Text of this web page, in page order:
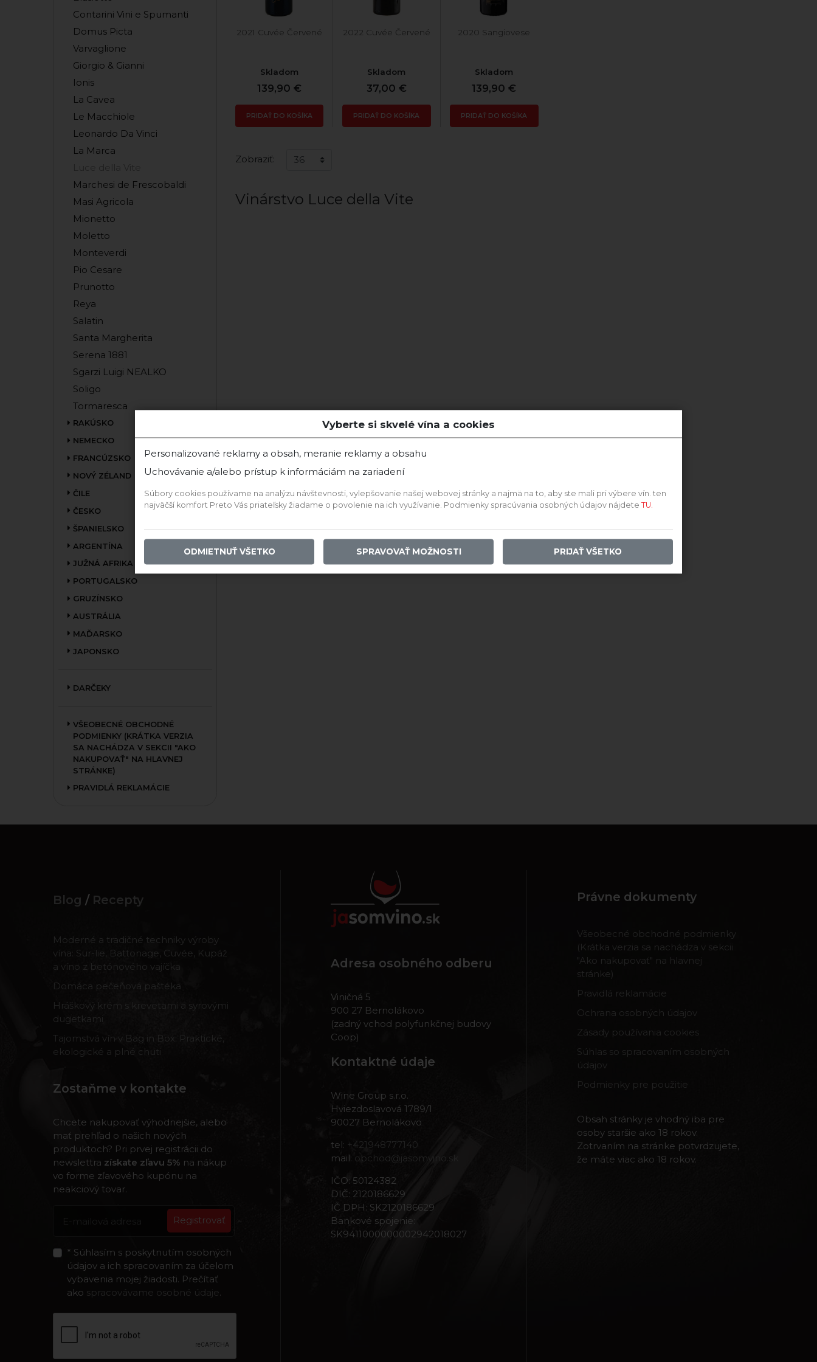
Contarini Vini e Spumanti
Domus Picta
Varvaglione
Giorgio & Gianni
Ionis
La Cavea
Le Macchiole
Leonardo Da Vinci
La Marca
Marchesi de Frescobaldi
Masi Agricola
Mionetto
Moletto
Monteverdi
Pio Cesare
Prunotto
Reya
Salatin
Santa Margherita
Serena 1881
Sgarzi Luigi NEALKO
Soligo
Tormaresca
RAKÚSKO
NEMECKO
FRANCÚZSKO
NOVÝ ZÉLAND
ČILE
ČESKO
ŠPANIELSKO
ARGENTÍNA
JUŽNÁ AFRIKA
PORTUGALSKO
GRUZÍNSKO
AUSTRÁLIA
MAĎARSKO
JAPONSKO
DARČEKY
VŠEOBECNÉ OBCHODNÉ
PODMIENKY (KRÁTKA VERZIA
SA NACHÁDZA V SEKCII "AKO
NAKUPOVAŤ" NA HLAVNEJ
STRÁNKE)
PRAVIDLÁ REKLAMÁCIE
2021 Cuvée Červené
Skladom
139,90 €
PRIDAŤ DO KOŠÍKA
2022 Cuvée Červené
Skladom
37,00 €
PRIDAŤ DO KOŠÍKA
2020 Sangiovese
Skladom
139,90 €
PRIDAŤ DO KOŠÍKA
Zobraziť:
Vinárstvo Luce della Vite
Blog / Recepty
Moderné a tradičné techniky výroby
vína: Sur-lie, Battonage, Cuvée, Kupáž
a víno z betónového vajíčka
Domáca pečeňová paštéka
Hráškový krém s krevetami a syrovými
dugetkami
Tajomstvá vín v Bag in Box: Praktické,
ekologické a plné chuti
Zostaňme v kontakte
Chcete nakupovať výhodnejšie, alebo
mať prehľad o našich nových
produktoch? Pri prvej registrácii do
newslettra získate zľavu 5% na nákup
vo forme zľavového kupónu na
neakciový tovar.
Registrovať
* Súhlasím s poskytnutím osobných
údajov a ich spracovaním za účelom
vybavenia mojej žiadosti. Prečítať
ako spracovávame osobné údaje.
Adresa osobného odberu
Viničná 5
900 27 Bernolákovo
(zadný vchod polyfunkčnej budovy
Coop)
Kontaktné údaje
Wine Group s.r.o.
Hviezdoslavová 1789/1
90027 Bernolákovo
tel: +421948777140
mail: obchod@jasomvino.sk
IČO: 50124382
DIČ: 2120186629
IČ DPH: SK2120186629
Bankové spojenie:
SK9411000000002942018027
Právne dokumenty
Všeobecné obchodné podmienky
(Krátka verzia sa nachádza v sekcii
"Ako nakupovať" na hlavnej
stránke)
Pravidlá reklamácie
Ochrana osobných údajov
Zásady používania cookies
Súhlas so spracovaním osobných
údajov
Podmienky pre použitie
Obsah stránky je vhodný iba pre
osoby staršie ako 18 rokov.
Zotrvaním na stránke potvrdzujete,
že máte viac ako 18 rokov.
Vyberte si skvelé vína a cookies
Personalizované reklamy a obsah, meranie reklamy a obsahu
Uchovávanie a/alebo prístup k informáciám na zariadení
Súbory cookies používame na analýzu návštevnosti, vylepšovanie našej webovej stránky a najmä na to, aby ste mali pri výbere vín. ten
najväčší komfort Preto Vás priateľsky žiadame o povolenie na ich využívanie. Podmienky spracúvania osobných údajov nájdete TU.
ODMIETNUŤ VŠETKO SPRAVOVAŤ MOŽNOSTI PRIJAŤ VŠETKO